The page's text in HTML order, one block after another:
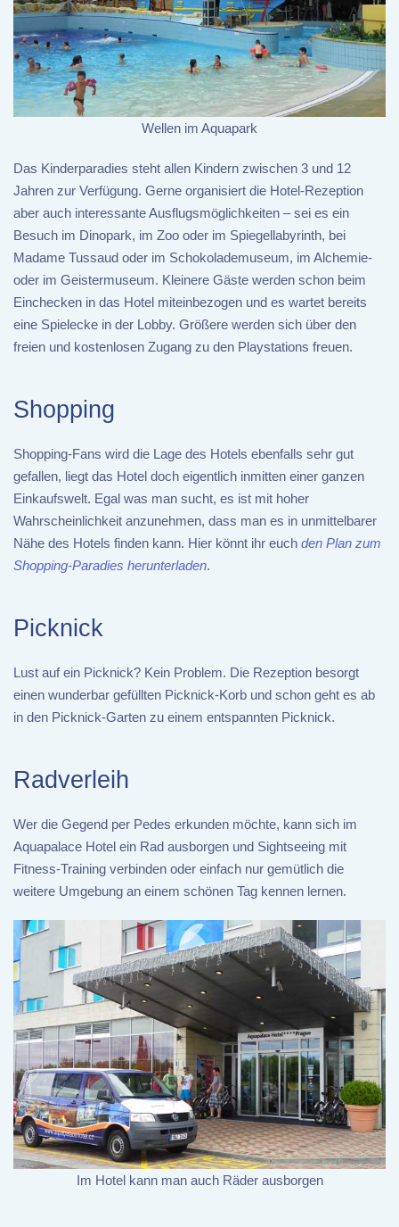
Wellen im Aquapark
Das Kinderparadies steht allen Kindern zwischen 3 und 12
Jahren zur Verfügung. Gerne organisiert die Hotel-Rezeption
aber auch interessante Ausflugsmöglichkeiten – sei es ein
Besuch im Dinopark, im Zoo oder im Spiegellabyrinth, bei
Madame Tussaud oder im Schokolademuseum, im Alchemie-
oder im Geistermuseum. Kleinere Gäste werden schon beim
Einchecken in das Hotel miteinbezogen und es wartet bereits
eine Spielecke in der Lobby. Größere werden sich über den
freien und kostenlosen Zugang zu den Playstations freuen.
Shopping
Shopping-Fans wird die Lage des Hotels ebenfalls sehr gut
gefallen, liegt das Hotel doch eigentlich inmitten einer ganzen
Einkaufswelt. Egal was man sucht, es ist mit hoher
Wahrscheinlichkeit anzunehmen, dass man es in unmittelbarer
Nähe des Hotels finden kann. Hier könnt ihr euch den Plan zum
Shopping-Paradies herunterladen.
Picknick
Lust auf ein Picknick? Kein Problem. Die Rezeption besorgt
einen wunderbar gefüllten Picknick-Korb und schon geht es ab
in den Picknick-Garten zu einem entspannten Picknick.
Radverleih
Wer die Gegend per Pedes erkunden möchte, kann sich im
Aquapalace Hotel ein Rad ausborgen und Sightseeing mit
Fitness-Training verbinden oder einfach nur gemütlich die
weitere Umgebung an einem schönen Tag kennen lernen.
Im Hotel kann man auch Räder ausborgen